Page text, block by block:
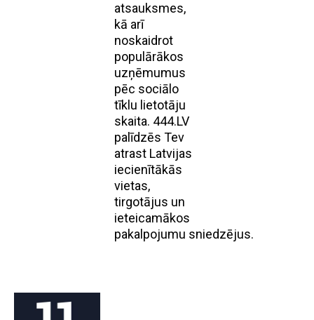
atsauksmes,
kā arī
noskaidrot
populārākos
uzņēmumus
pēc sociālo
tīklu lietotāju
skaita. 444.LV
palīdzēs Tev
atrast Latvijas
iecienītākās
vietas,
tirgotājus un
ieteicamākos
pakalpojumu sniedzējus.